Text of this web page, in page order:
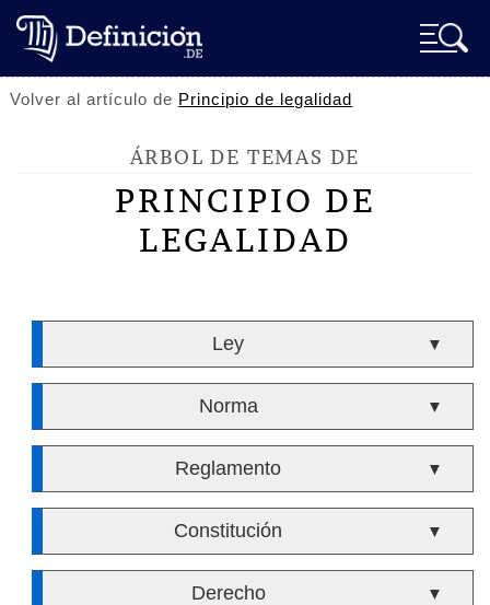
Volver al artículo de Principio de legalidad
ÁRBOL DE TEMAS DE
PRINCIPIO DE
LEGALIDAD
Ley ▼
Norma ▼
Reglamento ▼
Constitución ▼
Derecho ▼